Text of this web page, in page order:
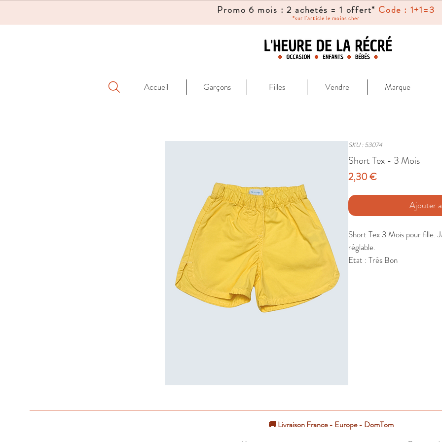
Promo 6 mois : 2 achetés = 1 offert* Code : 1+1=3
*sur l'article le moins cher
Accueil Garçons Filles Vendre Marque
SKU : 53074
Short Tex - 3 Mois
2,30 €Prix
Ajouter
Short Tex 3 Mois pour fille.
réglable.
Etat : Très Bon
🚚 Livraison France - Europe - DomTom